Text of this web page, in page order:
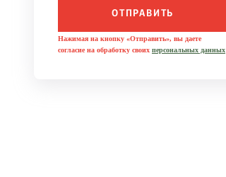
ОТПРАВИТЬ
Нажимая на кнопку «Отправить», вы даете
согласие на обработку своих персональных данных